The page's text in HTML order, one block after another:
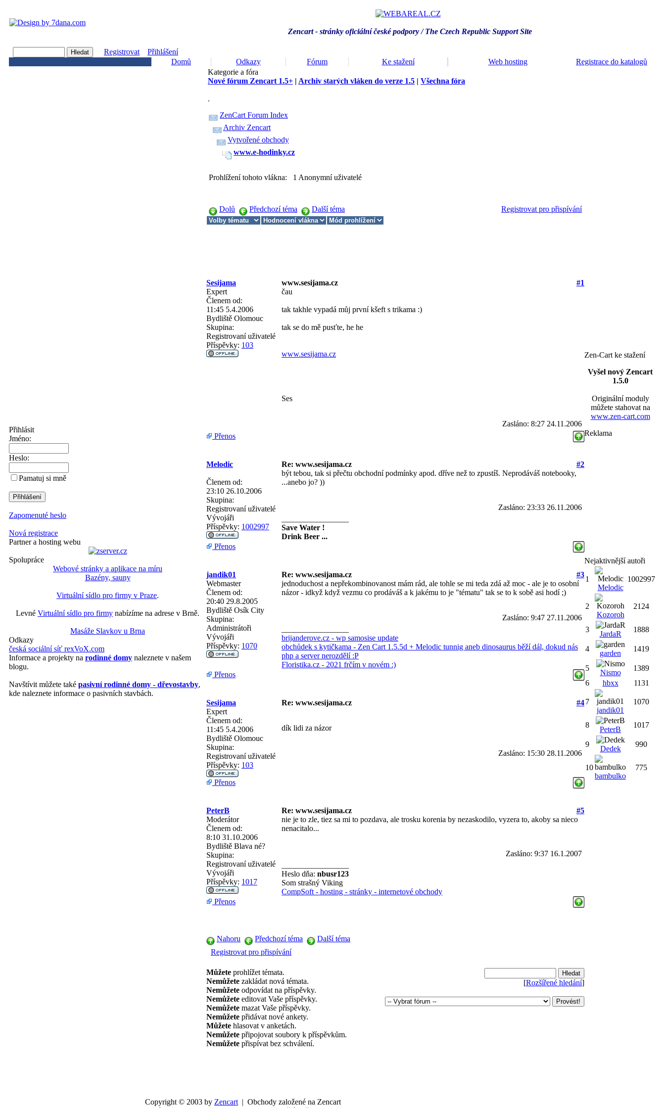
Zencart - stránky oficiální české podpory / The Czech Republic Support Site
Registrovat
Přihlášení
Domů
Odkazy Fórum Ke stažení Web hosting Registrace do katalogů
Přihlásit
Jméno:
Heslo:
Pamatuj si mně
Zapomenuté heslo
Nová registrace
Partner a hosting webu
Spolupráce
Webové stránky a aplikace na míru
Bazény, sauny
Virtuální sídlo pro firmy v Praze.
Levné Virtuální sídlo pro firmy nabízíme na adrese v Brně.
Masáže Slavkov u Brna
Odkazy
česká sociální síť rexVoX.com
Informace a projekty na rodinné domy naleznete v našem
blogu.
Navštívit můžete také pasivní rodinné domy - dřevostavby,
kde naleznete informace o pasivních stavbách.
Kategorie a fóra
Nové fórum Zencart 1.5+ | Archiv starých vláken do verze 1.5 | Všechna fóra
.
ZenCart Forum Index
Archiv Zencart
Vytvořené obchody
www.e-hodinky.cz
Prohlížení tohoto vlákna: 1 Anonymní uživatelé
Dolů Předchozí téma Další téma Registrovat pro přispívání
Sesijama www.sesijama.cz
#1
Expert
Členem od:
11:45 5.4.2006
Bydliště Olomouc
Skupina:
Registrovaní uživatelé
Příspěvky: 103
čau
tak takhle vypadá můj první kšeft s trikama :)
tak se do mě pusťte, he he
www.sesijama.cz
Ses
Zasláno: 8:27 24.11.2006
Přenos
Melodic Re: www.sesijama.cz #2
Členem od:
23:10 26.10.2006
Skupina:
Registrovaní uživatelé
Vývojáři
Příspěvky: 1002997
být tebou, tak si přečtu obchodní podmínky apod. dříve než to zpustíš. Neprodáváš notebooky,
...anebo jo? ))
Zasláno: 23:33 26.11.2006
Save Water !
Drink Beer ...
Přenos
jandik01 Re: www.sesijama.cz
#3
Webmaster
Členem od:
20:40 29.8.2005
Bydliště Osík City
Skupina:
Administrátoři
Vývojáři
Příspěvky: 1070
jednoduchost a nepřekombinovanost mám rád, ale tohle se mi teda zdá až moc - ale je to osobní
názor - idkyž když vezmu co prodáváš a k jakému to je "tématu" tak se to k sobě asi hodí ;)
Zasláno: 9:47 27.11.2006
brijanderove.cz - wp samosise update
obchůdek s kytičkama - Zen Cart 1.5.5d + Melodic tunnig aneb dinosaurus běží dál, dokud nás
php a server nerozdělí :P
Floristika.cz - 2021 frčím v novém :)
Přenos
Sesijama Re: www.sesijama.cz
#4
Expert
Členem od:
11:45 5.4.2006
Bydliště Olomouc
Skupina:
Registrovaní uživatelé
Příspěvky: 103
dík lidi za názor
Zasláno: 15:30 28.11.2006
Přenos
PeterB Re: www.sesijama.cz
#5
Moderátor
Členem od:
8:10 31.10.2006
Bydliště Blava né?
Skupina:
Registrovaní uživatelé
Vývojáři
Příspěvky: 1017
nie je to zle, tiez sa mi to pozdava, ale trosku korenia by nezaskodilo, vyzera to, akoby sa nieco
nenacitalo...
Zasláno: 9:37 16.1.2007
Heslo dňa: nbusr123
Som strašný Viking
CompSoft - hosting - stránky - internetové obchody
Přenos
Nahoru Předchozí téma
Další téma
Registrovat pro přispívání
Můžete prohlížet témata.
Nemůžete zakládat nová témata.
Nemůžete odpovídat na příspěvky.
Nemůžete editovat Vaše příspěvky.
Nemůžete mazat Vaše příspěvky.
Nemůžete přidávat nové ankety.
Můžete hlasovat v anketách.
Nemůžete připojovat soubory k příspěvkům.
Nemůžete přispívat bez schválení.
[Rozšířené hledání]
Zen-Cart ke stažení
Vyšel nový Zencart
1.5.0
Originální moduly
můžete stahovat na
www.zen-cart.com
Reklama
Nejaktivnější autoři
1
Melodic
1002997
2
Kozoroh
2124
3
JardaR
1888
4
garden
1419
5
Nismo
1389
6
hbxx 1131
7
jandik01
1070
8
PeterB
1017
9
Dedek
990
10
bambulko
775
Copyright © 2003 by Zencart | Obchody založené na Zencart